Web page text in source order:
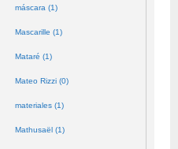
máscara (1)
Mascarille (1)
Mataré (1)
Mateo Rizzi (0)
materiales (1)
Mathusaël (1)